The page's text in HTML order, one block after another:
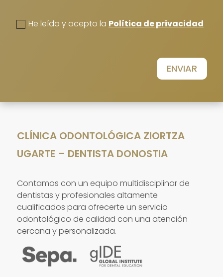
He leído y acepto la Política de privacidad
ENVIAR
CLÍNICA ODONTOLÓGICA ZIORTZA
UGARTE – DENTISTA DONOSTIA
Contamos con un equipo multidisciplinar de
dentistas y profesionales altamente
cualificados para ofrecerte un servicio
odontológico de calidad con una atención
cercana y personalizada.